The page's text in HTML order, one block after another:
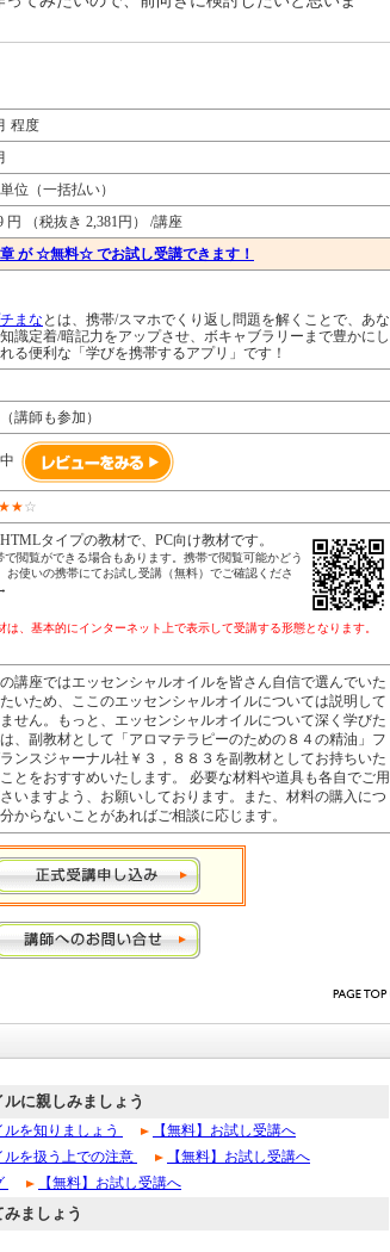
程度
位（一括払い）
円 （税抜き 2,381円） /講座
が ☆無料☆ でお試し受講できます！
まな とは、携帯/スマホでくり返し問題を解くことで、あな
識定着/暗記力をアップさせ、ボキャブラリーまで豊かにし
る便利な「学びを携帯するアプリ」です！
講師も参加）
★★☆
タイプの教材で、PC向け教材です。
閲覧ができる場合もあります。携帯で閲覧可能かどう
お使いの携帯にてお試し受講（無料）でご確認くださ
は、基本的にインターネット上で表示して受講する形態となります。
講座ではエッセンシャルオイルを皆さん自信で選んでいた
いため、ここのエッセンシャルオイルについては説明して
せん。もっと、エッセンシャルオイルについて深く学びた
、副教材として「アロマテラピーのための８４の精油」フ
ンスジャーナル社￥３，８８３を副教材としてお持ちいた
とをおすすめいたします。 必要な材料や道具も各自でご用
いますよう、お願いしております。また、材料の購入につ
からないことがあればご相談に応じます。
に親しみましょう
を知りましょう
【無料】お試し受講へ
ルを扱う上での注意
【無料】お試し受講へ
【無料】お試し受講へ
ましょう